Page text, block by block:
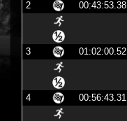
2
00:43:53.38
3
01:02:00.52
4
00:56:43.31